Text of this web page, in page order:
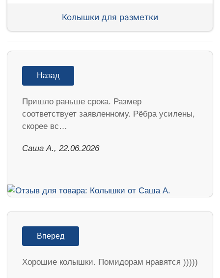
Колышки для разметки
Назад
Пришло раньше срока. Размер
соответствует заявленному. Рёбра усилены,
скорее вс…
Саша А., 22.06.2026
Вперед
Хорошие колышки. Помидорам нравятся )))))